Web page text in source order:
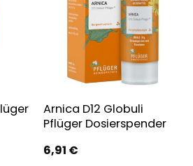
Arnica D12 Globuli
Pflüger Dosierspender
6,91 €